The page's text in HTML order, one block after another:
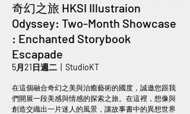
奇幻之旅 HKSI Illustraion
Odyssey: Two-Month Showcase
: Enchanted Storybook
Escapade
5月21日週二 StudioKT
在這個融合奇幻之美與治癒藝術的國度，誠邀您跟我
們開展一段美感與情感的探索之旅。在這裡，想像與
創造交織出一片迷人的風景，讓故事書中的異想世界